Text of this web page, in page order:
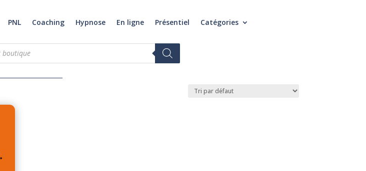
PNL Coaching Hypnose En ligne Présentiel Catégories